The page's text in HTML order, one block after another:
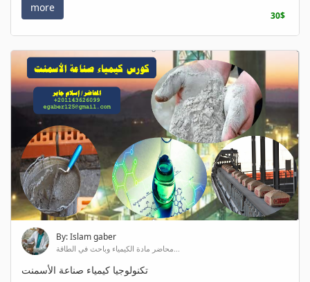
more
30$
By: Islam gaber
محاضر مادة الكيمياء وباحث في الطاقة...
تكنولوجيا كيمياء صناعة الأسمنت